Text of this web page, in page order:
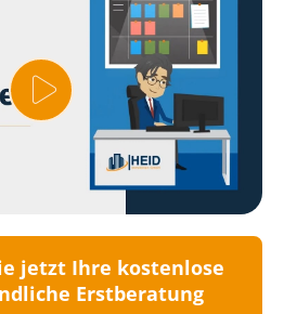
jetzt Ihre kostenlose
Erstberatung